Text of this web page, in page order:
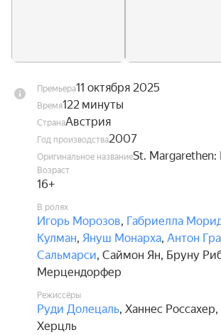
Премьера11 октября 2025
Время122 минуты
СтранаАвстрия
Год производства2007
Оригинальное названиеSt. Margarethen:
Возраст
16+
В ролях
Игорь Морозов, Габриелла
Кулман, Януш Монарха, Антон
Сальмарси, Саймон Ян, Бруну
Мерцендорфер
Режиссёры
Руди Долецаль, Ханнес Россахер,
Херцль